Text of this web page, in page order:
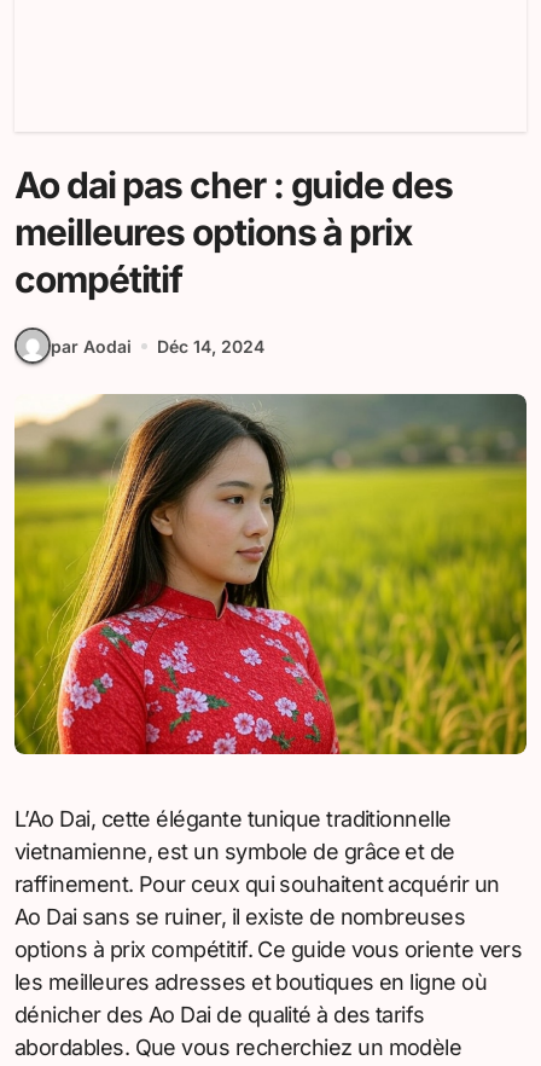
Ao dai pas cher : guide des
meilleures options à prix
compétitif
par Aodai Déc 14, 2024
L’Ao Dai, cette élégante tunique traditionnelle
vietnamienne, est un symbole de grâce et de
raffinement. Pour ceux qui souhaitent acquérir un
Ao Dai sans se ruiner, il existe de nombreuses
options à prix compétitif. Ce guide vous oriente vers
les meilleures adresses et boutiques en ligne où
dénicher des Ao Dai de qualité à des tarifs
abordables. Que vous recherchiez un modèle